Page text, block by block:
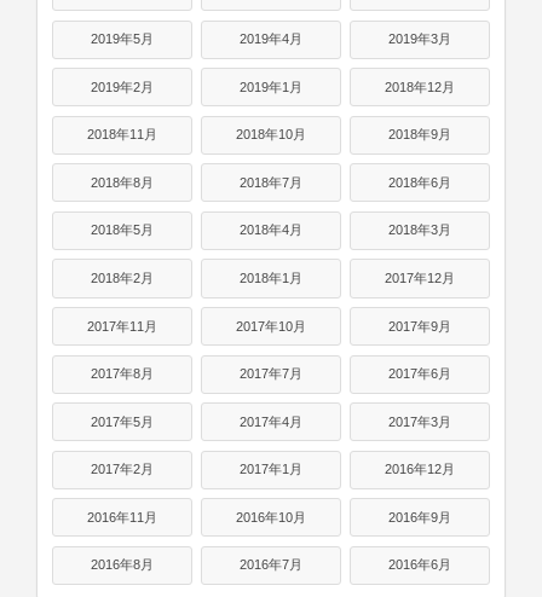
2019年5月 2019年4月 2019年3月
2019年2月 2019年1月 2018年12月
2018年11月 2018年10月 2018年9月
2018年8月 2018年7月 2018年6月
2018年5月 2018年4月 2018年3月
2018年2月 2018年1月 2017年12月
2017年11月 2017年10月 2017年9月
2017年8月 2017年7月 2017年6月
2017年5月 2017年4月 2017年3月
2017年2月 2017年1月 2016年12月
2016年11月 2016年10月 2016年9月
2016年8月 2016年7月 2016年6月